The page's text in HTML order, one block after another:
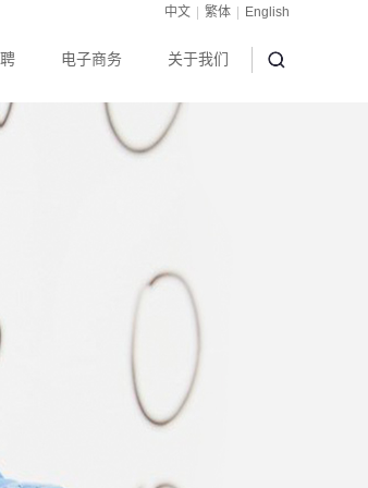
中文 繁体 English
电子商务 关于我们